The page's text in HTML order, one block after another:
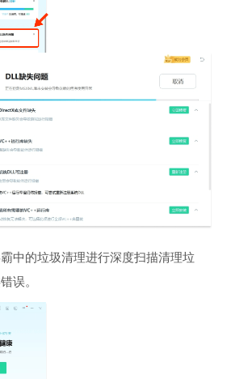
中的垃圾清理进行深度扫描清理垃
误。